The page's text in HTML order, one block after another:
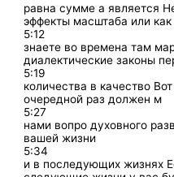
равна сумме а является
эффекты масштаба или как
5:12
знаете во времена там
диалектические законы
5:19
количества в качество
очередной раз должен м
5:27
нами вопро духовного
вашей жизни
5:34
и в последующих жизнях